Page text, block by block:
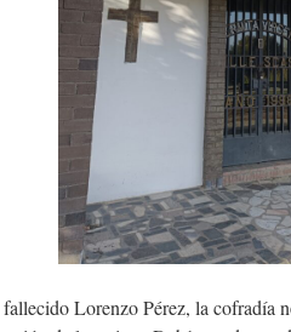
Lorenzo Pérez, la cofradía